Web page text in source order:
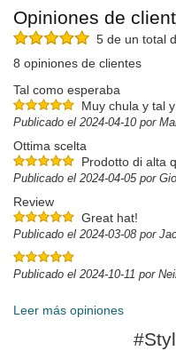
Opiniones de
5 de un total
8 opiniones de clientes
Tal como esperaba
Muy chula y tal
Publicado el 2024-04-10 por
Ottima scelta
Prodotto di alta
Publicado el 2024-04-05 por
Review
Great hat!
Publicado el 2024-03-08 por
Publicado el 2024-10-11 por
Leer más opiniones